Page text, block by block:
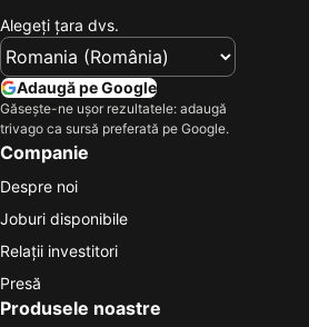
Alegeţi ţara dvs.
Adaugă pe Google
Găsește-ne ușor rezultatele: adaugă
trivago ca sursă preferată pe Google.
Companie
Despre noi
Joburi disponibile
Relații investitori
Presă
Produsele noastre